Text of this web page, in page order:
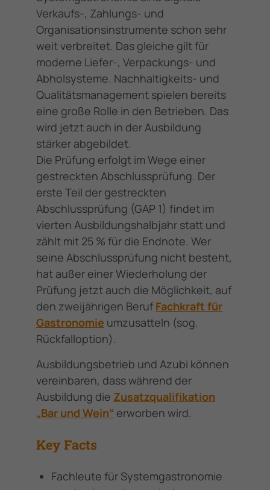
Verkaufs-, Zahlungs- und
Organisationsinstrumente schon sehr
weit verbreitet. Das gleiche gilt für
moderne Liefer-, Verpackungs- und
Abholsysteme. Nachhaltigkeits- und
Qualitätsmanagement spielen bereits
eine große Rolle in den Betrieben. Das
wird jetzt auch in der Ausbildung
stärker abgebildet.
Die Prüfung erfolgt im Wege einer
gestreckten Abschlussprüfung. Der
erste Teil der gestreckten
Abschlussprüfung (GAP 1) findet im
vierten Ausbildungshalbjahr statt und
zählt mit 25 % für die Endnote. Wer
seine Abschlussprüfung nicht besteht,
hat außer einer Wiederholung der
Prüfung jetzt auch die Möglichkeit, auf
den zweijährigen Beruf Fachkraft für
Gastronomie umzusatteln (sog.
Rückfalloption).
Ausbildungsbetrieb und Azubi können
vereinbaren, dass während der
Ausbildung die Zusatzqualifikation
„Bar und Wein“ erworben wird.
Key Facts
Fachleute für Systemgastronomie